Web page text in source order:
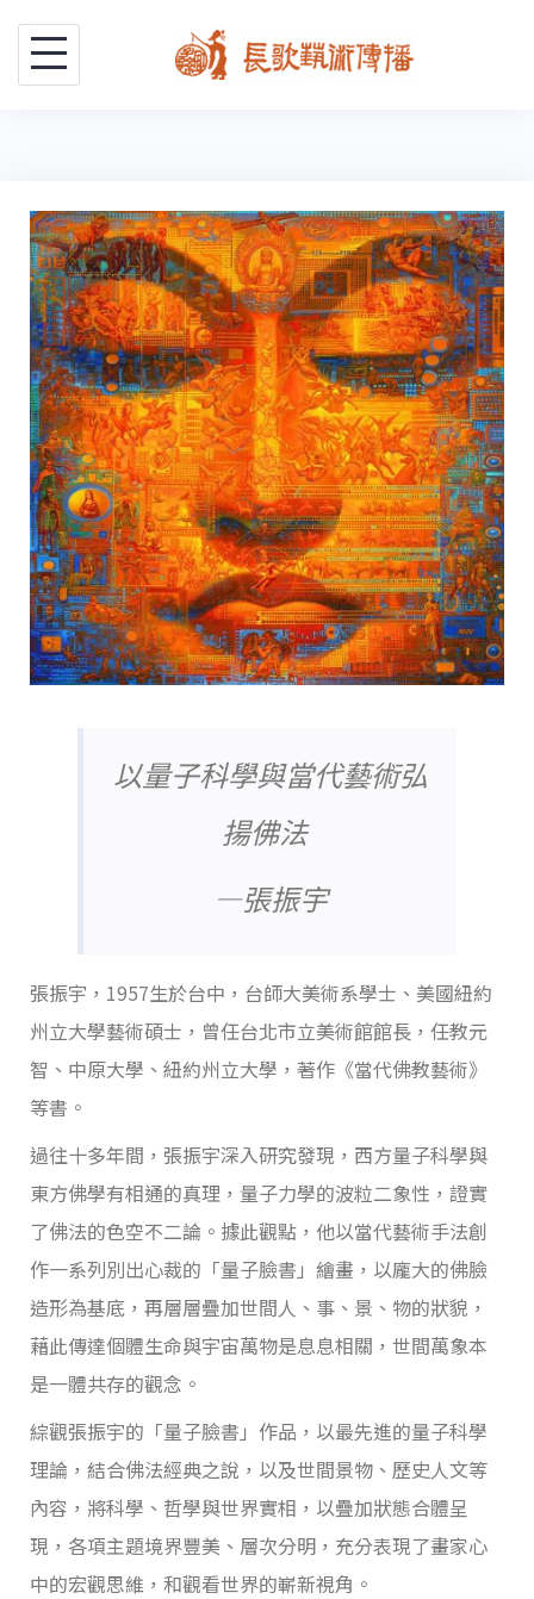
以量子科學與當代藝術弘
揚佛法
—張振宇
張振宇，1957生於台中，台師大美術系學士、美國紐約
州立大學藝術碩士，曾任台北市立美術館館長，任教元
智、中原大學、紐約州立大學，著作《當代佛教藝術》
等書。
過往十多年間，張振宇深入研究發現，西方量子科學與
東方佛學有相通的真理，量子力學的波粒二象性，證實
了佛法的色空不二論。據此觀點，他以當代藝術手法創
作一系列別出心裁的「量子臉書」繪畫，以龐大的佛臉
造形為基底，再層層疊加世間人、事、景、物的狀貌，
藉此傳達個體生命與宇宙萬物是息息相關，世間萬象本
是一體共存的觀念。
綜觀張振宇的「量子臉書」作品，以最先進的量子科學
理論，結合佛法經典之說，以及世間景物、歷史人文等
內容，將科學、哲學與世界實相，以疊加狀態合體呈
現，各項主題境界豐美、層次分明，充分表現了畫家心
中的宏觀思維，和觀看世界的嶄新視角。